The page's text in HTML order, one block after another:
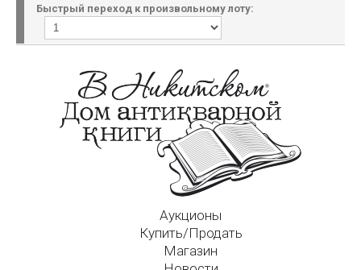
Быстрый переход к произвольному лоту:
Аукционы
Купить/Продать
Магазин